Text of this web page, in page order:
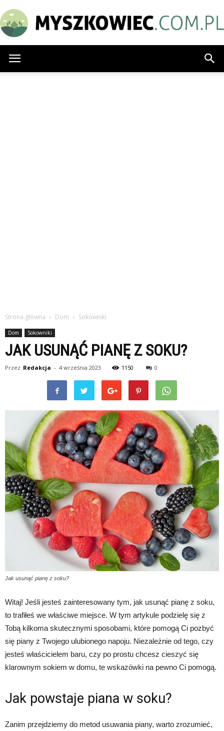
Strona główna Dom Sokowniki
Dom Sokowniki
JAK USUNĄĆ PIANĘ Z SOKU?
Przez Redakcja - 4 września 2023 1150 0
Jak usunąć pianę z soku?
Witaj! Jeśli jesteś zainteresowany tym, jak usunąć pianę z soku,
to trafiłeś we właściwe miejsce. W tym artykule podzielę się z
Tobą kilkoma skutecznymi sposobami, które pomogą Ci pozbyć
się piany z Twojego ulubionego napoju. Niezależnie od tego, czy
jesteś właścicielem baru, czy po prostu chcesz cieszyć się
klarownym sokiem w domu, te wskazówki na pewno Ci pomogą.
Jak powstaje piana w soku?
Zanim przejdziemy do metod usuwania piany, warto zrozumieć,